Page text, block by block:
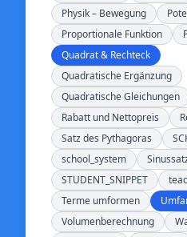
Physik – Bewegung
Proportionale Funktion
Quadrat & Rechteck
Quadratische Ergänzung
Quadratische Gleichungen
Rabatt und Nettopreis
Satz des Pythagoras
school_system
STUDENT_SNIPPET
Terme umformen
Volumenberechnung